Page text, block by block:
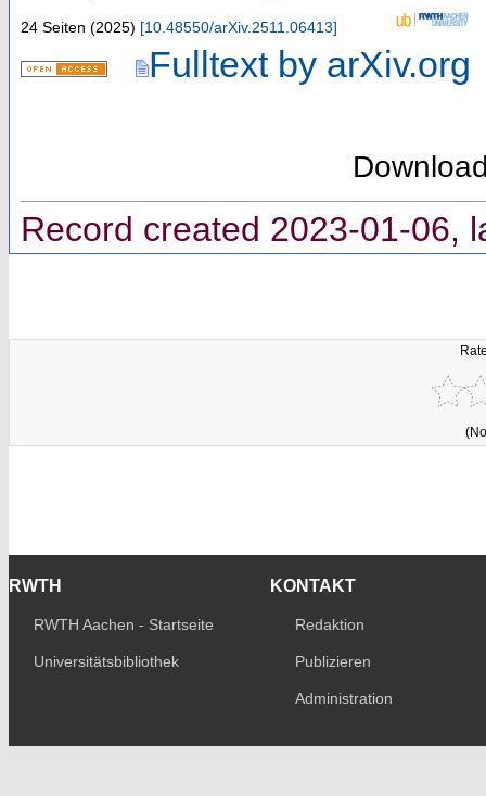
24 Seiten (2025) [10.48550/arXiv.2511.06413]
Fulltext by arXiv.org
Record created 2023-01-06,
RWTH
RWTH Aachen - Startseite
Universitätsbibliothek
KONTAKT
Redaktion
Publizieren
Administration